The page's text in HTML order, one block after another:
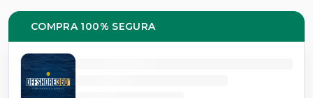
COMPRA 100% SEGURA